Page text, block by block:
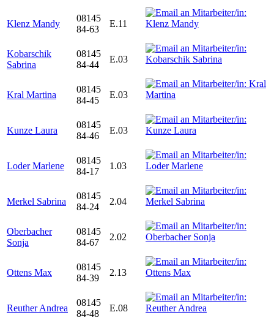
Klenz Mandy
08145
84-63
E.11
Kobarschik
Sabrina
08145
84-44
E.03
Kral Martina
08145
84-45
E.03
Kunze Laura
08145
84-46
E.03
Loder Marlene
08145
84-17
1.03
Merkel Sabrina
08145
84-24
2.04
Oberbacher
Sonja
08145
84-67
2.02
Ottens Max
08145
84-39
2.13
Reuther Andrea
08145
84-48
E.08